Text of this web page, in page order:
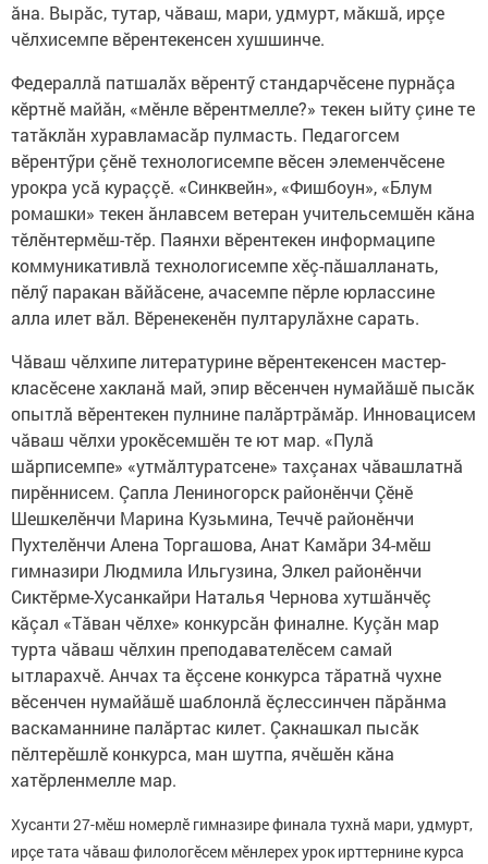
ăна. Вырăс, тутар, чăваш, мари, удмурт, мăкшă, ирçе
чӗлхисемпе вӗрентекенсен хушшинче.
Федераллă патшалăх вӗрентӳ стандарчӗсене пурнăçа
кӗртнӗ майăн, «мӗнле вӗрентмелле?» текен ыйту çине те
татăклăн хуравламасăр пулмасть. Педагогсем
вӗрентӳри çӗнӗ технологисемпе вӗсен элеменчӗсене
урокра усă кураççӗ. «Синквейн», «Фишбоун», «Блум
ромашки» текен ăнлавсем ветеран учительсемшӗн кăна
тӗлӗнтермӗш-тӗр. Паянхи вӗрентекен информаципе
коммуникативлă технологисемпе хӗç-пăшалланать,
пӗлӳ паракан вăйăсене, ачасемпе пӗрле юрлассине
алла илет вăл. Вӗренекенӗн пултарулăхне сарать.
Чăваш чӗлхипе литературине вӗрентекенсен мастер-
класӗсене хакланă май, эпир вӗсенчен нумайăшӗ пысăк
опытлă вӗрентекен пулнине палăртрăмăр. Инновацисем
чăваш чӗлхи урокӗсемшӗн те ют мар. «Пулă
шăрписемпе» «утмăлтуратсене» тахçанах чăвашлатнă
пирӗннисем. Çапла Лениногорск районӗнчи Çӗнӗ
Шешкелӗнчи Марина Кузьмина, Теччӗ районӗнчи
Пухтелӗнчи Алена Торгашова, Анат Камăри 34-мӗш
гимназири Людмила Ильгузина, Элкел районӗнчи
Сиктӗрме-Хусанкайри Наталья Чернова хутшăнчӗç
кăçал «Тăван чӗлхе» конкурсăн финалне. Куçăн мар
турта чăваш чӗлхин преподавателӗсем самай
ытларахчӗ. Анчах та ӗçсене конкурса тăратнă чухне
вӗсенчен нумайăшӗ шаблонлă ӗçлессинчен пăрăнма
васкаманнине палăртас килет. Çакнашкал пысăк
пӗлтерӗшлӗ конкурса, ман шутпа, ячӗшӗн кăна
хатӗрленмелле мар.
Хусанти 27-мӗш номерлӗ гимназире финала тухнă мари, удмурт,
ирçе тата чăваш филологӗсем мӗнлерех урок ирттернине курса